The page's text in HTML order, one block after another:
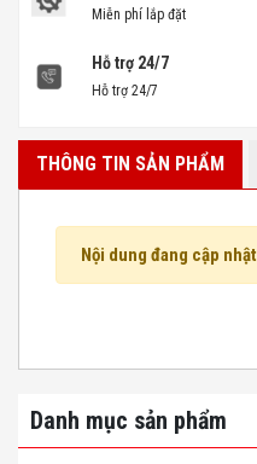
Miễn phí lắp đặt
Hỗ trợ 24/7
Hỗ trợ 24/7
THÔNG TIN SẢN PHẨM
Nội dung đang cập nhật
Danh mục sản phẩm